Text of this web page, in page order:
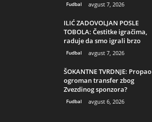
Fudbal avgust 7, 2026
ILIĆ ZADOVOLJAN POSLE
TOBOLA: Čestitke igračima,
raduje da smo igrali brzo
Fudbal avgust 7, 2026
ŠOKANTNE TVRDNJE: Propao
ogroman transfer zbog
Zvezdinog sponzora?
Fudbal avgust 6, 2026